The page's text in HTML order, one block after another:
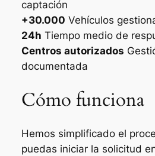
captación
+30.000 Vehículos
24h Tiempo medio de
Centros autorizados
documentada
Cómo funciona
Hemos simplificado el
puedas iniciar la solicitud